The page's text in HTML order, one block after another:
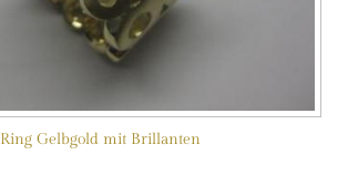
Ring Gelbgold mit Brillanten